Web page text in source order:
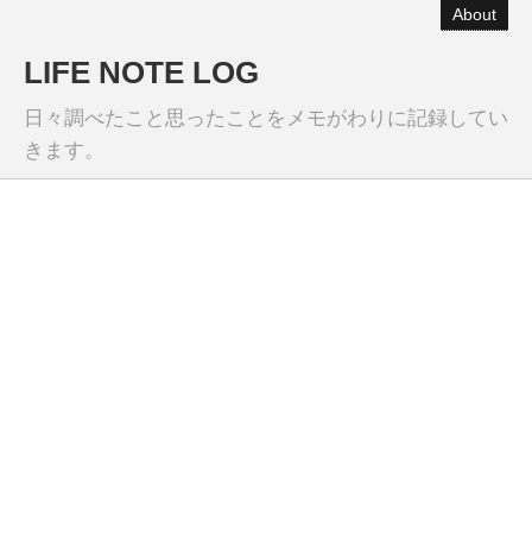
About
LIFE NOTE LOG
日々調べたこと思ったことをメモがわりに記録してい
きます。